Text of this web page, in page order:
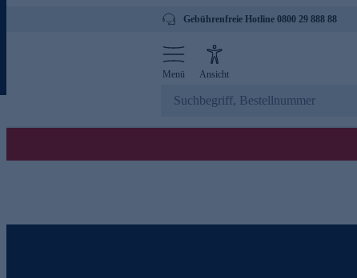
Gebührenfreie Hotline 0800 29 888 88
Menü Ansicht